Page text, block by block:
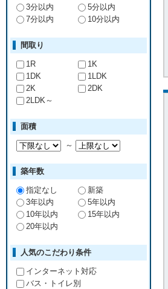
3分以内
5分以内
7分以内
10分以内
間取り
1R
1K
1DK
1LDK
2K
2DK
2LDK～
面積
～
築年数
指定なし
新築
3年以内
5年以内
10年以内
15年以内
20年以内
人気のこだわり条件
インターネット対応
バス・トイレ別